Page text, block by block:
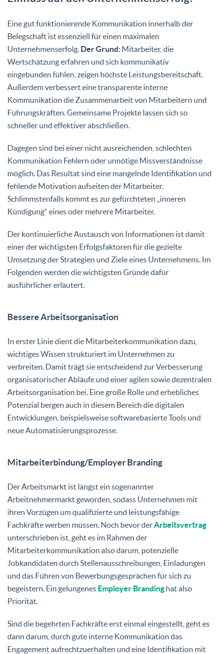
Eine gut funktionierende Kommunikation innerhalb der
Belegschaft ist essenziell für einen maximalen
Unternehmenserfolg. Der Grund: Mitarbeiter, die
Wertschätzung erfahren und sich kommunikativ
eingebunden fühlen, zeigen höchste Leistungsbereitschaft.
Außerdem verbessert eine transparente interne
Kommunikation die Zusammenarbeit von Mitarbeitern und
Führungskräften. Gemeinsame Projekte lassen sich so
schneller und effektiver abschließen.
Dagegen sind bei einer nicht ausreichenden, schlechten
Kommunikation Fehlern oder unnötige Missverständnisse
möglich. Das Resultat sind eine mangelnde Identifikation und
fehlende Motivation aufseiten der Mitarbeiter.
Schlimmstenfalls kommt es zur gefürchteten „inneren
Kündigung“ eines oder mehrere Mitarbeiter.
Der kontinuierliche Austausch von Informationen ist damit
einer der wichtigsten Erfolgsfaktoren für die gezielte
Umsetzung der Strategien und Ziele eines Unternehmens. Im
Folgenden werden die wichtigsten Gründe dafür
ausführlicher erläutert.
Bessere Arbeitsorganisation
In erster Linie dient die Mitarbeiterkommunikation dazu,
wichtiges Wissen strukturiert im Unternehmen zu
verbreiten. Damit trägt sie entscheidend zur Verbesserung
organisatorischer Abläufe und einer agilen sowie dezentralen
Arbeitsorganisation bei. Eine große Rolle und erhebliches
Potenzial bergen auch in diesem Bereich die digitalen
Entwicklungen, beispielsweise softwarebasierte Tools und
neue Automatisierungsprozesse.
Mitarbeiterbindung/Employer Branding
Der Arbeitsmarkt ist längst ein sogenannter
Arbeitnehmermarkt geworden, sodass Unternehmen mit
ihren Vorzügen um qualifizierte und leistungsfähige
Fachkräfte werben müssen. Noch bevor derArbeitsvertrag
unterschrieben ist, geht es im Rahmen der
Mitarbeiterkommunikation also darum, potenzielle
Jobkandidaten durch Stellenausschreibungen, Einladungen
und das Führen von Bewerbungsgesprächen für sich zu
begeistern. Ein gelungenes Employer Brandinghat also
Priorität.
Sind die begehrten Fachkräfte erst einmal eingestellt, geht es
dann darum, durch gute interne Kommunikation das
Engagement aufrechtzuerhalten und eine Identifikation mit